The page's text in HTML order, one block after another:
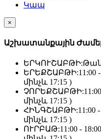
Կապ
×
Աշխատանքային
ԵՐԿՈՒՇԱԲԹԻ:
ԵՐԵՔՇԱԲԹԻ:11:00
մինչև 17:15 )
ՉՈՐԵՔՇԱԲԹԻ:
մինչև 17:15 )
ՀԻՆԳՇԱԲԹԻ:11:00
մինչև 17:15 )
ՈՒՐԲԱԹ:11:00 -